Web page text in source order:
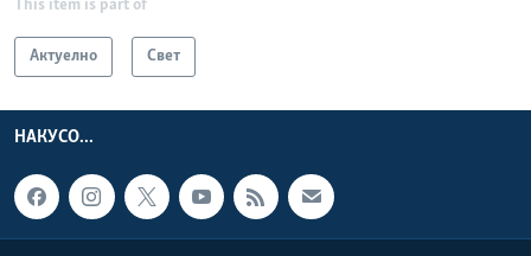
This item is part of
Актуелно Свет
НАКУСО...